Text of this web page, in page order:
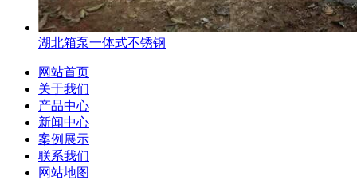
湖北箱泵一体式不锈钢
网站首页
关于我们
产品中心
新闻中心
案例展示
联系我们
网站地图